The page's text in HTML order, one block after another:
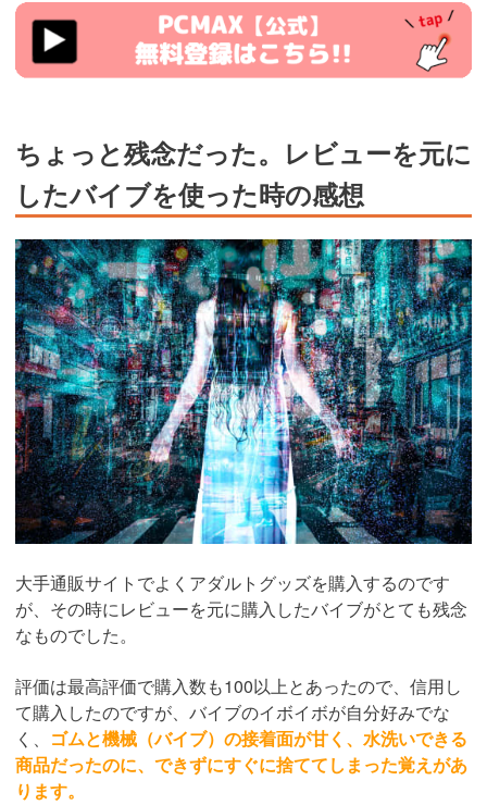
https://pcmax.jp/lp/?
ad_id=rm327007
ちょっと残念だった。レビューを元に
したバイブを使った時の感想
大手通販サイトでよくアダルトグッズを購入するのです
が、その時にレビューを元に購入したバイブがとても残念
なものでした。
評価は最高評価で購入数も100以上とあったので、信用し
て購入したのですが、バイブのイボイボが自分好みでな
く、 ゴムと機械（バイブ）の接着面が甘く、水洗いできる
商品だったのに、できずにすぐに捨ててしまった覚えがあ
ります。